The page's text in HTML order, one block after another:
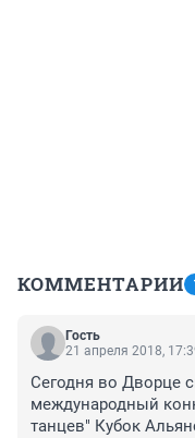
КОММЕНТАРИИ
Гость
21 апреля 2018,
Сегодня во Дворце
международный
танцев" Кубок